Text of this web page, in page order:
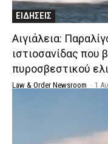
ΕΙΔΗΣΕΙΣ
Αιγιάλεια:
ιστιοσανίδας
πυροσβεστικού
Law & Order Newsroom - 1